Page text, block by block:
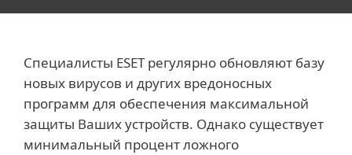
Специалисты ESET регулярно обновляют базу
новых вирусов и других вредоносных
программ для обеспечения максимальной
защиты Ваших устройств. Однако существует
минимальный процент ложного